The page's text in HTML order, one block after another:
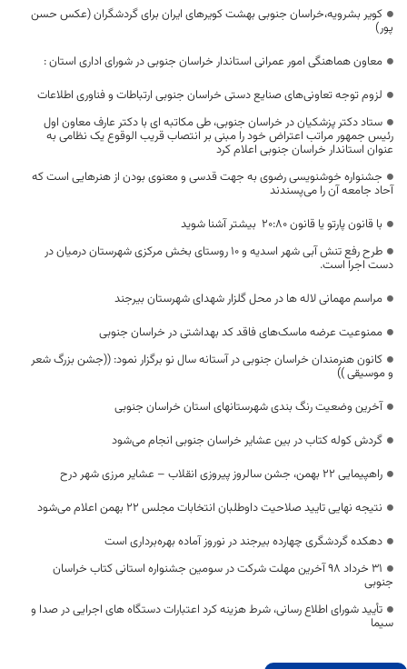
کویر بشرویه،خراسان جنوبی بهشت کویرهای ایران برای گردشگران (عکس حسن
پور)
معاون هماهنگی امور عمرانی استاندار خراسان جنوبی در شورای اداری استان :
لزوم توجه تعاونی‌های صنایع دستی خراسان جنوبی ارتباطات و فناوری اطلاعات
ستاد دکتر پزشکیان در خراسان جنوبی، طی مکاتبه ای با دکتر عارف معاون اول
رئیس جمهور مراتب اعتراض خود را مبنی بر انتصاب قریب الوقوع یک نظامی به
عنوان استاندار خراسان جنوبی اعلام کرد
جشنواره خوشنویسی رضوی به جهت قدسی و معنوی بودن از هنرهایی است که
آحاد جامعه آن را می‌پسندند
با قانون پارتو یا قانون 20:80 بیشتر آشنا شوید
طرح رفع تنش آبی شهر اسدیه و ۱۰ روستای بخش مرکزی شهرستان درمیان در
دست اجرا است.
مراسم مهمانی لاله ها در محل گلزار شهدای شهرستان بیرجند
ممنوعیت عرضه ماسک‌های فاقد کد بهداشتی در خراسان جنوبی
کانون هنرمندان خراسان جنوبی در آستانه سال نو برگزار نمود: ((جشن بزرگ شعر
و موسیقی ))
آخرین وضعیت رنگ بندی شهرستانهای استان خراسان جنوبی
گردش کوله کتاب در بین عشایر خراسان جنوبی انجام می‌شود
راهپیمایی 22 بهمن، جشن سالروز پیروزی انقلاب – عشایر مرزی شهر درح
نتیجه نهایی تایید صلاحیت داوطلبان انتخابات مجلس ۲۲ بهمن اعلام می‌شود
دهکده گردشگری چهارده بیرجند در نوروز آماده بهره‌برداری است
31 خرداد 98 آخرین مهلت شرکت در سومین جشنواره استانی کتاب خراسان
جنوبی
تأیید شورای اطلاع رسانی، شرط هزینه کرد اعتبارات دستگاه های اجرایی در صدا و
سیما